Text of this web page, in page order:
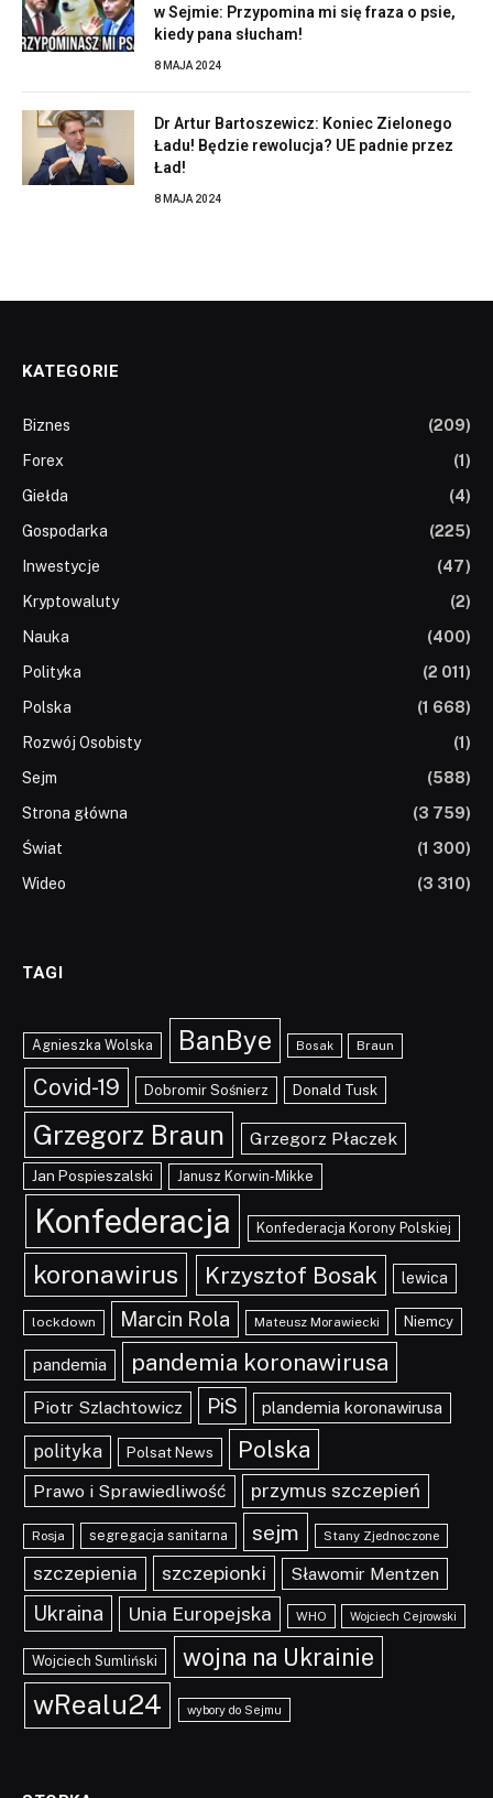
w Sejmie: Przypomina mi się fraza o psie,
kiedy pana słucham!
8 MAJA 2024
Dr Artur Bartoszewicz: Koniec Zielonego
Ładu! Będzie rewolucja? UE padnie przez
Ład!
8 MAJA 2024
KATEGORIE
Biznes
(209)
Forex
(1)
Giełda
(4)
Gospodarka
(225)
Inwestycje
(47)
Kryptowaluty
(2)
Nauka
(400)
Polityka
(2 011)
Polska
(1 668)
Rozwój Osobisty
(1)
Sejm
(588)
Strona główna
(3 759)
Świat
(1 300)
Wideo
(3 310)
TAGI
Agnieszka Wolska BanBye Bosak Braun
Covid-19 Dobromir Sośnierz Donald Tusk
Grzegorz Braun Grzegorz Płaczek
Jan Pospieszalski Janusz Korwin-Mikke
Konfederacja Konfederacja Korony Polskiej
koronawirus Krzysztof Bosak lewica
lockdown Marcin Rola Mateusz Morawiecki Niemcy
pandemia pandemia koronawirusa
Piotr Szlachtowicz PiS plandemia koronawirusa
polityka Polsat News Polska
Prawo i Sprawiedliwość przymus szczepień
Rosja segregacja sanitarna sejm Stany Zjednoczone
szczepienia szczepionki Sławomir Mentzen
Ukraina Unia Europejska WHO Wojciech Cejrowski
Wojciech Sumliński wojna na Ukrainie
wRealu24 wybory do Sejmu